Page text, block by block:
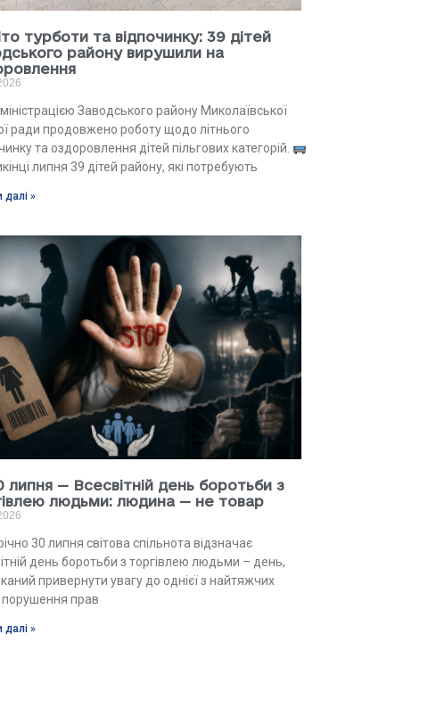
турботи та відпочинку: 39 дітей
району вирушили на
Заводського району Миколаївської
ради продовжено роботу щодо літнього
та оздоровлення дітей пільгових категорій.
липня 39 дітей району, які потребують
далі »
липня — Всесвітній день боротьби з
людьми: людина — не товар
30 липня світова спільнота відзначає
день боротьби з торгівлею людьми – день,
привернути увагу до однієї з найтяжчих
прав
далі »